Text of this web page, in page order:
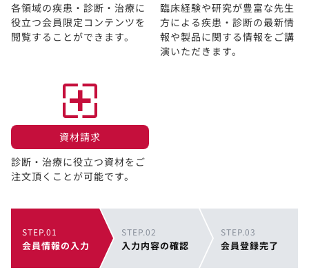
各領域の疾患・診断・治療に
役立つ会員限定コンテンツを
閲覧することができます。​
臨床経験や研究が豊富な先生
方による疾患・診断の最新情
報や製品に関する情報をご講
演いただきます。
資材請求​
診断・治療に役立つ資材をご
注文頂くことが可能です。
STEP.01
会員情報の入力
STEP.02
入力内容の確認
STEP.03
会員登録完了